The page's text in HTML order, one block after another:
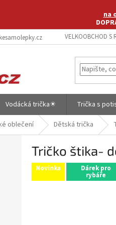
na
VELKOOBCHOD S
Vodácká trička☀ Trička s
oblečení Dětská trička
Tričko štika-
Novinka Dárek pro
rybáře